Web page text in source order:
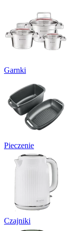
Garnki
Pieczenie
Czajniki